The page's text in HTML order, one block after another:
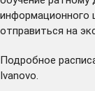
информационного
отправиться на
Подробное
Ivanovo